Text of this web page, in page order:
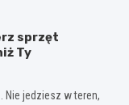
sprzęt
Ty
Nie jedziesz w teren,